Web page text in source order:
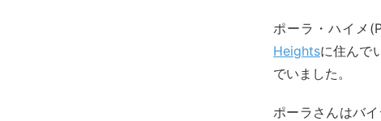
ポーラ・ハイメ
Heightsに住んで
でいました。
ポーラさんはバ